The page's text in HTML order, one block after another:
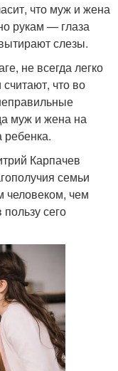
что муж и жена
рукам — глаза
слезы.
не всегда легко
что во
муж и жена на
ребенка.
Карпачев
семьи
человеком, чем
сего